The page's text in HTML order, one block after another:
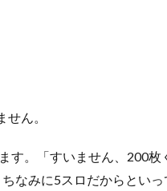
ん。
す。「すいません、200枚
なみに5スロだからとい